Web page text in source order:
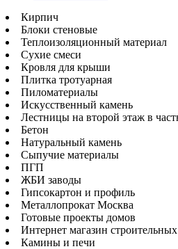
Кирпич
Блоки стеновые
Теплоизоляционный материал
Сухие смеси
Кровля для крыши
Плитка тротуарная
Пиломатериалы
Искусственный камень
Лестницы на второй этаж в
Бетон
Натуральный камень
Сыпучие материалы
ПГП
ЖБИ заводы
Гипсокартон и профиль
Металлопрокат Москва
Готовые проекты домов
Интернет магазин
Камины и печи